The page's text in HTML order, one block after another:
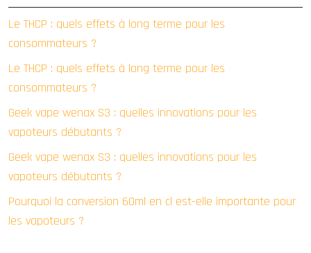
Le THCP : quels effets à long terme pour les
consommateurs ?
Le THCP : quels effets à long terme pour les
consommateurs ?
Geek vape wenax S3 : quelles innovations pour les
vapoteurs débutants ?
Geek vape wenax S3 : quelles innovations pour les
vapoteurs débutants ?
Pourquoi la conversion 60ml en cl est-elle importante pour
les vapoteurs ?